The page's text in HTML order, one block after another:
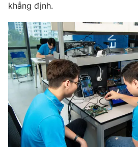
khẳng định.